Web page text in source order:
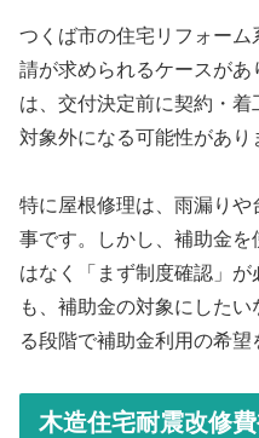
つくば市の住宅リフォー
請が求められるケースが
は、交付決定前に契約・
対象外になる可能性があり
特に屋根修理は、雨漏り
事です。しかし、補助金
はなく「まず制度確認」
も、補助金の対象にした
る段階で補助金利用の希望
木造住宅耐震改修